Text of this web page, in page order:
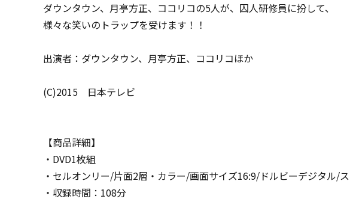
ダウンタウン、月亭方正、ココリコの5人が、囚人研修員に扮して、
様々な笑いのトラップを受けます！！
出演者：ダウンタウン、月亭方正、ココリコほか
(C)2015 日本テレビ
【商品詳細】
・DVD1枚組
・セルオンリー/片面2層・カラー/画面サイズ16:9/ドルビーデジタル/
・収録時間：108分